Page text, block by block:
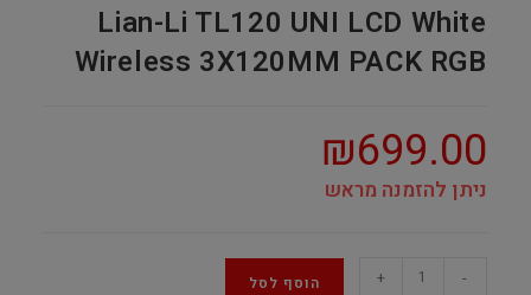
Lian-Li TL120 UNI LCD White
Wireless 3X120MM PACK RGB
₪699.00
ניתן להזמנה מראש
-
+ הוסף לסל